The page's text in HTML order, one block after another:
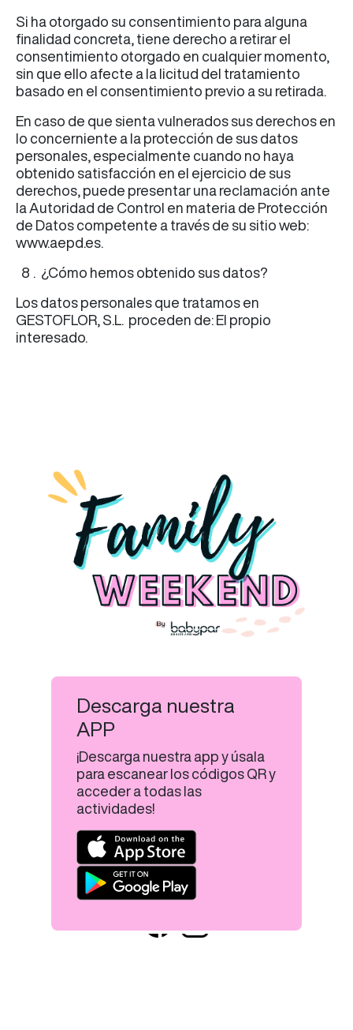
Si ha otorgado su consentimiento para alguna
finalidad concreta, tiene derecho a retirar el
consentimiento otorgado en cualquier momento,
sin que ello afecte a la licitud del tratamiento
basado en el consentimiento previo a su retirada.
En caso de que sienta vulnerados sus derechos en
lo concerniente a la protección de sus datos
personales, especialmente cuando no haya
obtenido satisfacción en el ejercicio de sus
derechos, puede presentar una reclamación ante
la Autoridad de Control en materia de Protección
de Datos competente a través de su sitio web:
www.aepd.es.
¿Cómo hemos obtenido sus datos?
Los datos personales que tratamos en
GESTOFLOR, S.L. proceden de: El propio
interesado.
Descarga nuestra
APP
¡Descarga nuestra app y úsala
para escanear los códigos QR y
acceder a todas las
actividades!